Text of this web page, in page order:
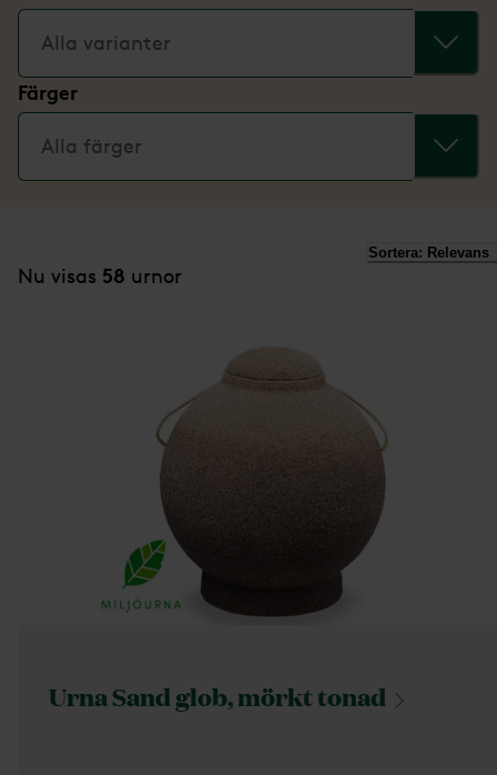
Alla varianter
Färger
Alla färger
Nu visas 58 urnor
Sortera: Relevans
Urna Sand glob, mörkttonad